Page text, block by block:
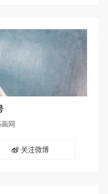
网
关注微博